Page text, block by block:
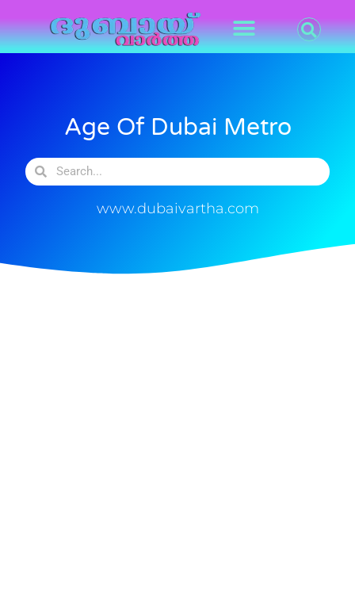
Age Of Dubai Metro
www.dubaivartha.com